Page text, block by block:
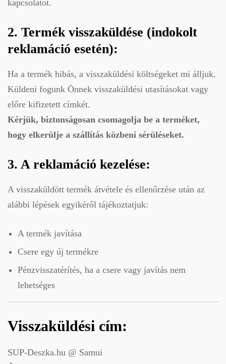
kapcsolatot.
2. Termék visszaküldése (indokolt
reklamáció esetén):
Ha a termék hibás, a visszaküldési költségeket mi álljuk.
Küldeni fogunk Önnek visszaküldési utasításokat vagy
előre kifizetett címkét.
Kérjük, biztonságosan csomagolja be a terméket,
hogy elkerülje a szállítás közbeni sérüléseket.
3. A reklamáció kezelése:
A visszaküldött termék átvétele és ellenőrzése után az
alábbi lépések egyikéről tájékoztatjuk:
A termék javítása
Csere egy új termékre
Pénzvisszatérítés, ha a csere vagy javítás nem
lehetséges
Visszaküldési cím:
SUP-Deszka.hu @ Samui